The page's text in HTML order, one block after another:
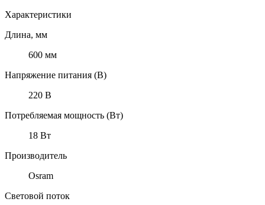
Характеристики
Длина, мм
600 мм
Напряжение питания (В)
220 В
Потребляемая мощность (Вт)
18 Вт
Производитель
Osram
Световой поток